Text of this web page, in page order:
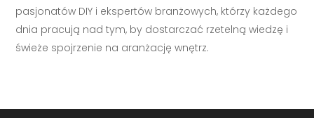
pasjonatów DIY i ekspertów branżowych, którzy każdego
dnia pracują nad tym, by dostarczać rzetelną wiedzę i
świeże spojrzenie na aranżację wnętrz.